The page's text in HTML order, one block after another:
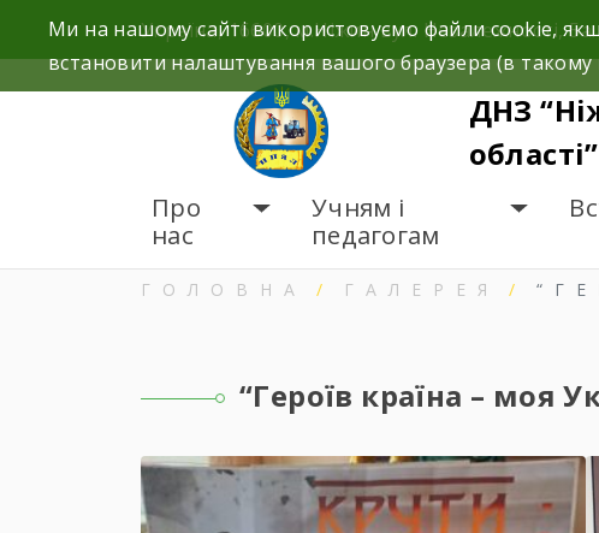
Україна, 16600, м.Ніжин вул. Незалежності, 5а.
ДНЗ
області”
Про
нас
Учням і
педагогам
ГОЛОВНА ГАЛЕРЕЯ
“Героїв країна – моя
Ми на нашому сайті використовуємо файли cookie,
встановити налаштування вашого браузера (в